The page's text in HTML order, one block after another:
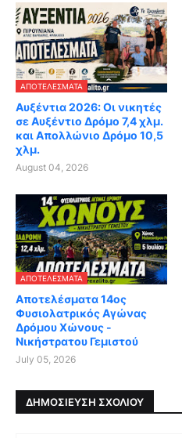
ΑΠΟΤΕΛΈΣΜΑΤΑ
Αυξέντια 2026: Οι νικητές
σε Αυξέντιο Δρόμο 7,4 χλμ.
και Απολλώνιο Δρόμο 10,5
χλμ.
August 04, 2026
ΑΠΟΤΕΛΈΣΜΑΤΑ
Αποτελέσματα 14ος
Φυσιολατρικός Αγώνας
Δρόμου Χώνους -
Νικήστρατου Γεμιστού
July 05, 2026
ΔΗΜΟΣΊΕΥΣΗ ΣΧΟΛΊΟΥ